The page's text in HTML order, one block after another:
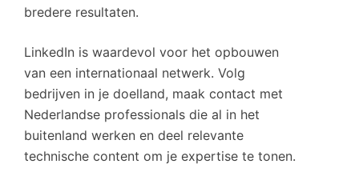
bredere resultaten.
LinkedIn is waardevol voor het opbouwen
van een internationaal netwerk. Volg
bedrijven in je doelland, maak contact met
Nederlandse professionals die al in het
buitenland werken en deel relevante
technische content om je expertise te tonen.